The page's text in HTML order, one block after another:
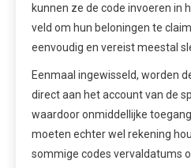
kunnen ze de code invoeren in
veld om hun beloningen te
eenvoudig en vereist meestal
Eenmaal ingewisseld, worden
direct aan het account van de
waardoor onmiddellijke
moeten echter wel rekening
sommige codes vervaldatums